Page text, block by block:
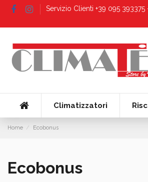
Servizio Clienti +39 095
Climatizzatori
Home Ecobonus
Ecobonus